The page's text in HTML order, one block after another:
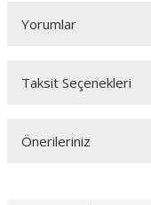
Yorumlar
Olefini Apeh-18
Taksit Seçenekleri
Önerileriniz